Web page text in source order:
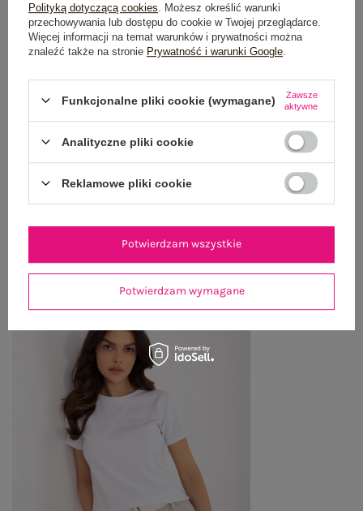
OPIS PRODUKTU
OPINIE O PRODUKCIE (3)
WYSYŁKA I DOSTAWA
ZWROTY I REKLAMACJE
OSTATNIO OGLĄDANE
Zobacz wszystko
Polityką dotyczącą cookies . Możesz określić warunki
przechowywania lub dostępu do cookie w Twojej przeglądarce.
Więcej informacji na temat warunków i prywatności można
znaleźć także na stronie Prywatność i warunki Google
Funkcjonalne pliki cookie (wymagane)
Zawsze
aktywne
Analityczne pliki cookie
Reklamowe pliki cookie
Potwierdzam wymagane
Potwierdzam wszystkie